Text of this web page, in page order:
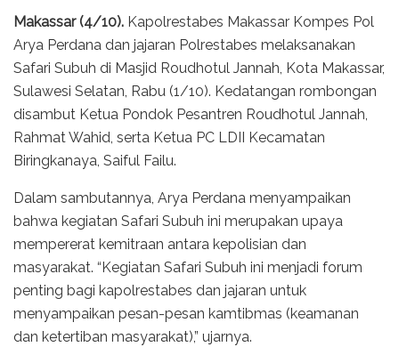
Makassar (4/10). Kapolrestabes Makassar Kompes Pol
Arya Perdana dan jajaran Polrestabes melaksanakan
Safari Subuh di Masjid Roudhotul Jannah, Kota Makassar,
Sulawesi Selatan, Rabu (1/10). Kedatangan rombongan
disambut Ketua Pondok Pesantren Roudhotul Jannah,
Rahmat Wahid, serta Ketua PC LDII Kecamatan
Biringkanaya, Saiful Failu.
Dalam sambutannya, Arya Perdana menyampaikan
bahwa kegiatan Safari Subuh ini merupakan upaya
mempererat kemitraan antara kepolisian dan
masyarakat. “Kegiatan Safari Subuh ini menjadi forum
penting bagi kapolrestabes dan jajaran untuk
menyampaikan pesan-pesan kamtibmas (keamanan
dan ketertiban masyarakat),” ujarnya.